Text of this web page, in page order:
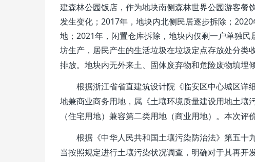
建森林公园饭店，作为地块南侧森林世界公园游客餐
发生变化； 2017年，地块内北侧民居逐步拆除； 2020
地； 2021年，闲置仓库拆除，地块内仅剩一户单独
坊生产， 居民产生的生活垃圾在垃圾定点存放处分类
排放。地块内无外来土、固体废弃物和危险废物填埋
根据浙江省省直建筑设计院《临安区中心城区详
地兼商业商务用地， 属《土壤环境质量建设用地土壤
（住宅用地）兼容第二类用地（商业用地）
。 本次评
根据《中华人民共和国土壤污染防治法》第五十
当按照规定进行土壤污染状况调查，明确对于其再开